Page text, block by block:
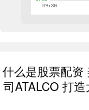
什么是股票配资
司ATALCO 打